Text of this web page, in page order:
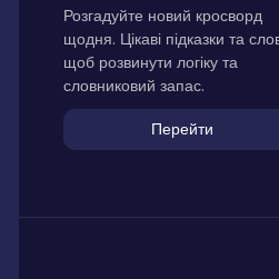
Розгадуйте новий кросворд
щодня. Цікаві підказки та
щоб розвинути логіку та
словниковий запас.
Перейти